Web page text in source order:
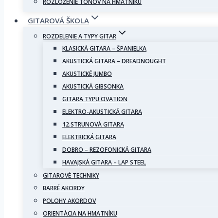
ROZLOŽENIE TÓNOV NA HMATNÍKU
GITAROVÁ ŠKOLA
ROZDELENIE A TYPY GITAR
KLASICKÁ GITARA – ŠPANIELKA
AKUSTICKÁ GITARA – DREADNOUGHT
AKUSTICKÉ JUMBO
AKUSTICKÁ GIBSONKA
GITARA TYPU OVATION
ELEKTRO-AKUSTICKÁ GITARA
12.STRUNOVÁ GITARA
ELEKTRICKÁ GITARA
DOBRO – REZOFONICKÁ GITARA
HAVAJSKÁ GITARA – LAP STEEL
GITAROVÉ TECHNIKY
BARRÉ AKORDY
POLOHY AKORDOV
ORIENTÁCIA NA HMATNÍKU